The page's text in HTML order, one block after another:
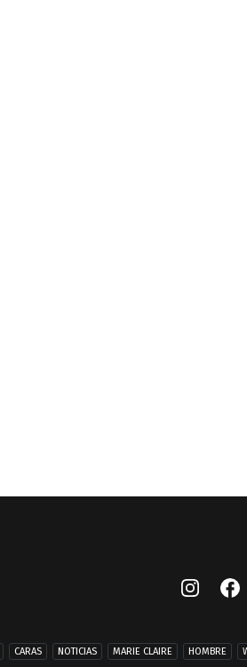
CARAS NOTICIAS MARIE CLAIRE HOMBRE